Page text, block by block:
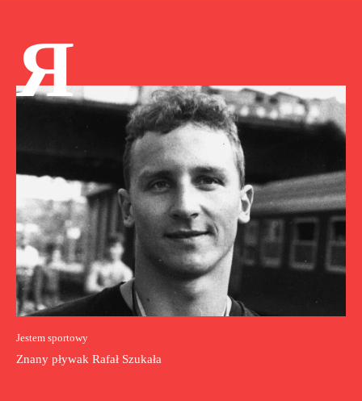
Я
Jestem sportowy
Znany pływak Rafał Szukała